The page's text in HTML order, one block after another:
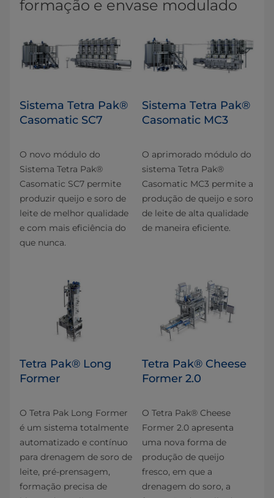
formação e envase modulado
Sistema Tetra Pak®
Casomatic SC7
O novo módulo do
Sistema Tetra Pak®
Casomatic SC7 permite
produzir queijo e soro de
leite de melhor qualidade
e com mais eficiência do
que nunca.
Sistema Tetra Pak®
Casomatic MC3
O aprimorado módulo do
sistema Tetra Pak®
Casomatic MC3 permite a
produção de queijo e soro
de leite de alta qualidade
de maneira eficiente.
Tetra Pak® Long
Former
O Tetra Pak Long Former
é um sistema totalmente
automatizado e contínuo
para drenagem de soro de
leite, pré-prensagem,
formação precisa de
Tetra Pak® Cheese
Former 2.0
O Tetra Pak® Cheese
Former 2.0 apresenta
uma nova forma de
produção de queijo
fresco, em que a
drenagem do soro, a